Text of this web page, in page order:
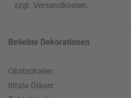
zzgl. Versandkosten.
Beliebte Dekorationen
Obstschalen
Iittala Gläser